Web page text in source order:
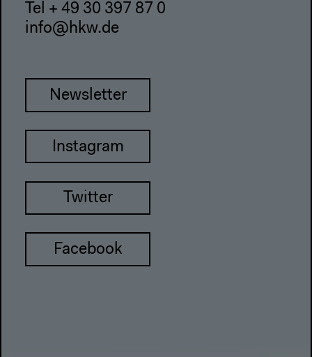
Tel + 49 30 397 87 0
info@hkw.de
Newsletter
Instagram
Twitter
Facebook